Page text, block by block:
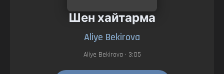
Шен хайтарма
Aliye Bekirova
Aliye Bekirova • 3:05